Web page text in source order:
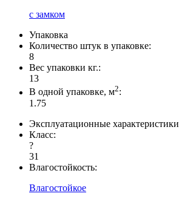
с замком
Упаковка
Количество штук в упаковке:
8
Вес упаковки кг.:
13
В одной упаковке, м2:
1.75
Эксплуатационные характеристики
Класс:
?
31
Влагостойкость:
Влагостойкое